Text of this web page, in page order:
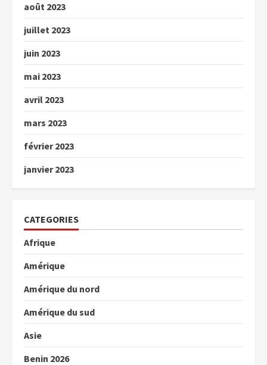
août 2023
juillet 2023
juin 2023
mai 2023
avril 2023
mars 2023
février 2023
janvier 2023
CATEGORIES
Afrique
Amérique
Amérique du nord
Amérique du sud
Asie
Benin 2026